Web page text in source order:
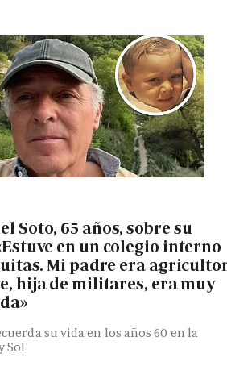
Soto, 65 años, sobre su
en un colegio interno
Mi padre era
hija de militares, era muy
su vida en los años 60 en la
Sol'